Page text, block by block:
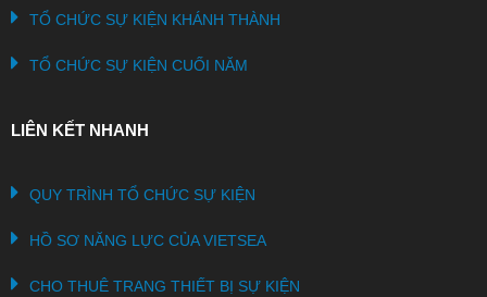
TỔ CHỨC SỰ KIỆN KHÁNH THÀNH
TỔ CHỨC SỰ KIỆN CUỐI NĂM
LIÊN KẾT NHANH
QUY TRÌNH TỔ CHỨC SỰ KIỆN
HỒ SƠ NĂNG LỰC CỦA VIETSEA
CHO THUÊ TRANG THIẾT BỊ SỰ KIỆN